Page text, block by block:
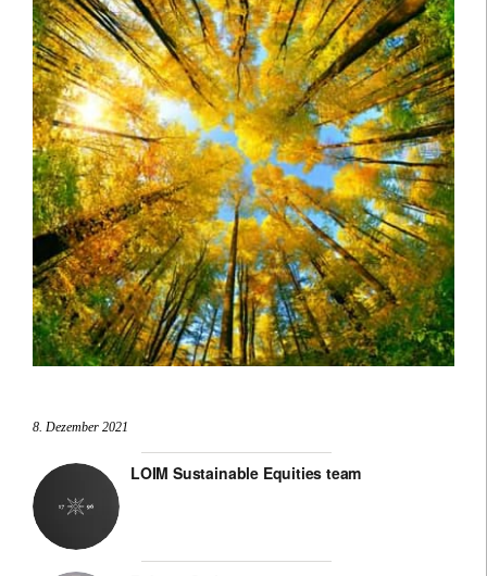
8. Dezember 2021
LOIM Sustainable Equities team